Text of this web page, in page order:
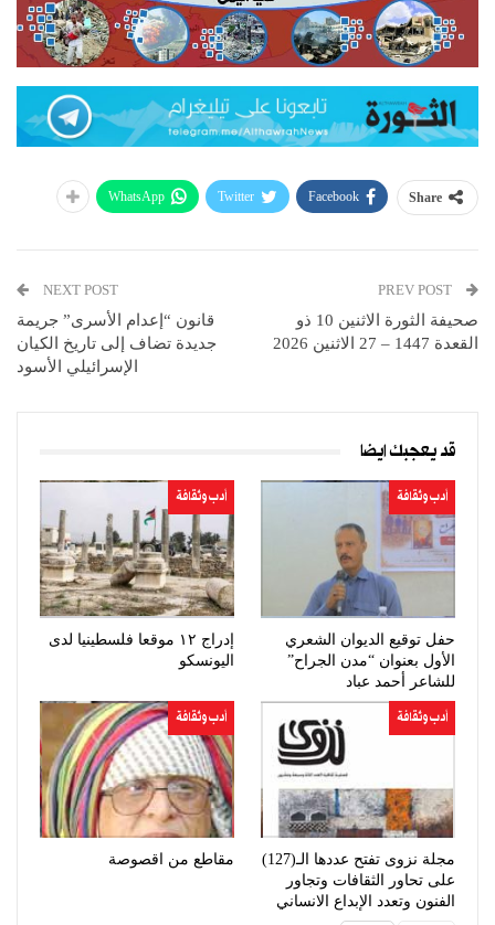
Share
Facebook
Twitter
WhatsApp
صحيفة الثورة الاثنين 10 ذو
القعدة 1447 – 27 الاثنين 2026
NEXT POST
قانون “إعدام الأسرى” جريمة
جديدة تضاف إلى تاريخ الكيان
الإسرائيلي الأسود
قد يعجبك ايضا
أدب وثقافة
حفل توقيع الديوان الشعري
الأول بعنوان “مدن الجراح”
للشاعر أحمد عباد
أدب وثقافة
إدراج ١٢ موقعا فلسطينيا لدى
اليونسكو
أدب وثقافة
مجلة نزوى تفتح عددها الـ(127)
على تحاور الثقافات وتجاور
الفنون وتعدد الإبداع الانساني
أدب وثقافة
مقاطع من اقصوصة